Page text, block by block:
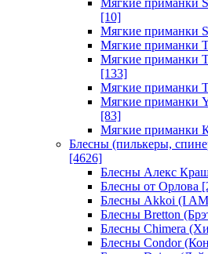
Мягкие приманки
[10]
Мягкие приманки
Мягкие приманки
Мягкие приманки
[133]
Мягкие приманки
Мягкие приманки
[83]
Мягкие приманки
Блесны (пилькеры,
[4626]
Блесны Алекс
Блесны от Орлова
Блесны Akkoi (I
Блесны Bretton
Блесны Chimera
Блесны Condor